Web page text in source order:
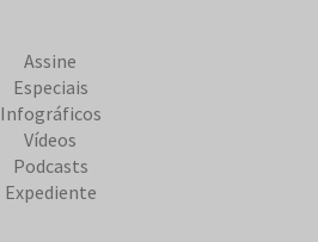
Assine
Especiais
Infográficos
Vídeos
Podcasts
Expediente